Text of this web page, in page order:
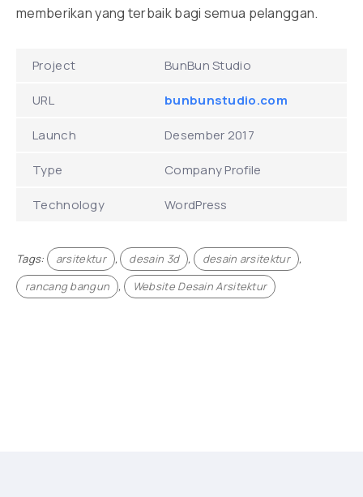
memberikan yang terbaik bagi semua pelanggan.
Project BunBun Studio
URL bunbunstudio.com
Launch Desember 2017
Type Company Profile
Technology WordPress
Tags: arsitektur , desain 3d , desain arsitektur
,
rancang bangun
, Website Desain Arsitektur